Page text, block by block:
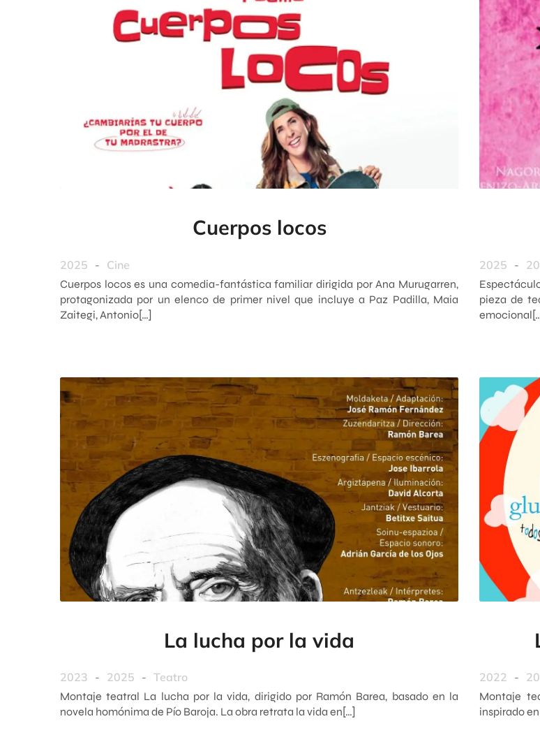
Cuerpos locos
2025 - Cine
Cuerpos locos es una comedia-fantástica familiar dirigida por Ana Murugarren,
protagonizada por un elenco de primer nivel que incluye a Paz Padilla, Maia
Zaitegi, Antonio[…]
2025 -
pieza de
La lucha por la vida
2023 - 2025 - Teatro
Montaje teatral La lucha por la vida, dirigido por Ramón Barea, basado en la
novela homónima de Pío Baroja. La obra retrata la vida en[…]
2022 -
Montaje
inspirado